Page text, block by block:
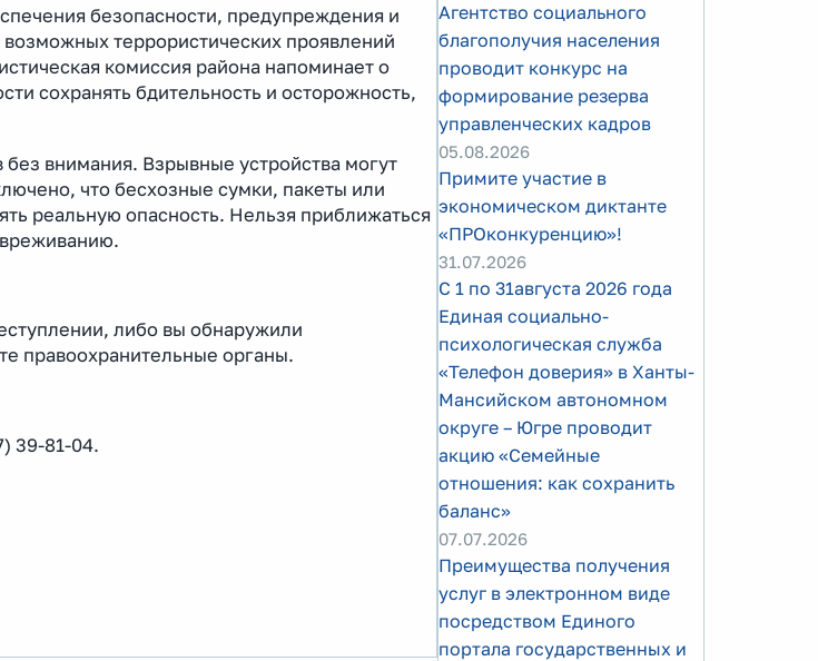
безопасности, предупреждения и
возможных террористических проявлений
комиссия района напоминает о
сохранять бдительность и осторожность,
внимания. Взрывные устройства могут
что бесхозные сумки, пакеты или
реальную опасность. Нельзя приближаться
либо вы обнаружили
правоохранительные органы.
39-81-04.
Агентство социального
благополучия населения
проводит конкурс на
формирование резерва
управленческих кадров
05.08.2026
Примите участие в
экономическом диктанте
«ПРОконкуренцию»!
31.07.2026
С 1 по 31августа 2026 года
Единая социально-
психологическая служба
«Телефон доверия» в Ханты-
Мансийском автономном
округе – Югре проводит
акцию «Семейные
отношения: как сохранить
баланс»
07.07.2026
Преимущества получения
услуг в электронном виде
посредством Единого
портала государственных и